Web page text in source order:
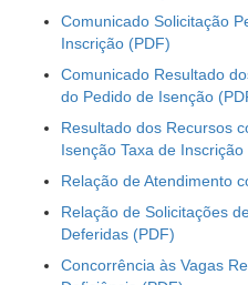
Legislação
Ouvidoria
Contato
Comunicado Solicitação
Inscrição
Comunicado Resultado
do Pedido de Isenção
Resultado dos Recursos
Isenção Taxa de Inscrição
Relação de Atendimento
Relação de Solicitações
Deferidas
Concorrência às Vagas